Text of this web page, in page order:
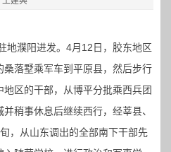
地濮阳进发。4月12日，胶东地区
桑落墅乘军车到平原县，然后步行
区的干部，从博平分批乘西兵团
稍事休息后继续西行，经莘县、
，从山东调出的全部南下干部先